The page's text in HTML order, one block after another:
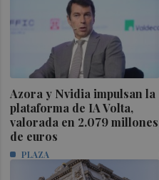
Azora y Nvidia impulsan la
plataforma de IA Volta,
valorada en 2.079 millones
de euros
PLAZA